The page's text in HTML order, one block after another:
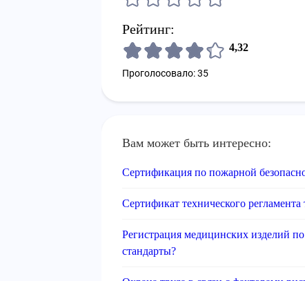
Рейтинг:
4,32
Проголосовало: 35
Вам может быть интересно:
Сертификация по пожарной
Сертификат технического
Регистрация медицинских изделий
стандарты?